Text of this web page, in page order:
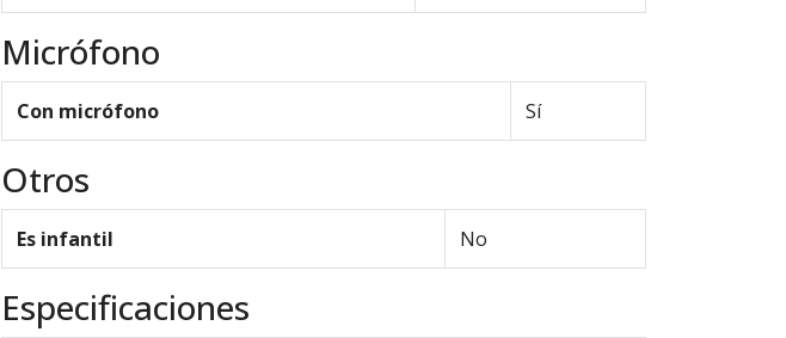
Micrófono
Con micrófono Sí
Otros
Es infantil No
Especificaciones